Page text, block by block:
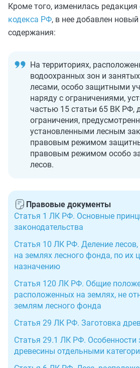
Кроме того, изменилась редакция
кодекса РФ, в нее добавлен
содержания:
На территориях,
водоохранных зон и
лесами, особо защитными
наряду с ограничениями,
частью 15 статьи 65 ВК РФ,
ограничения,
установленными лесным
правовым режимом
правовым режимом особо
лесов.
Правовые документы
Статья 1 ЛК РФ. Основные
законодательства
Статья 10 ЛК РФ. Деление
на землях лесного фонда, по их
назначению
Статья 120 ЛК РФ. Общие
расположенных на землях, не
землям лесного фонда
Статья 29 ЛК РФ. Заготовка
Статья 29.1 ЛК РФ. Особенности
древесины отдельными